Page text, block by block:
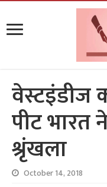
वेस्टइंडीज
पीट भारत
श्रृंखला
October 14, 2018